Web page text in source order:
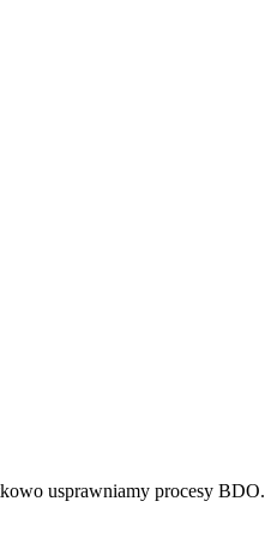
usprawniamy procesy BDO.